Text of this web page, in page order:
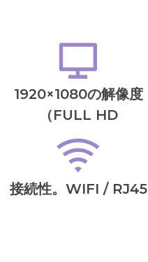
1920×1080の解像度
（FULL HD
接続性。WIFI / RJ45